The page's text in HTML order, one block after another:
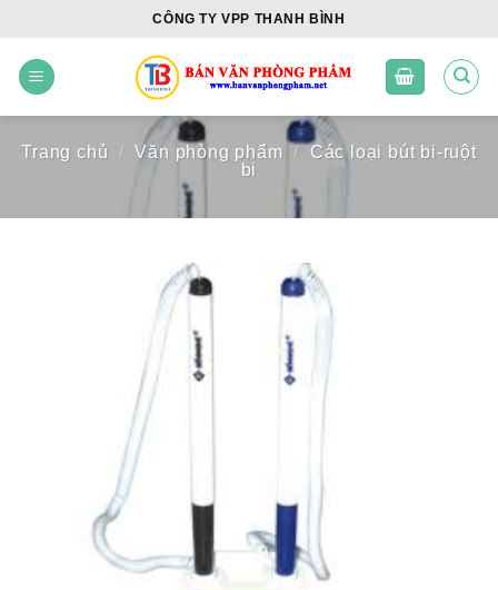
content
CÔNG TY VPP THANH BÌNH
Trang chủ / Văn phòng phẩm /
Các loại bút bi-ruột
bi